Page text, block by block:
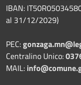
IBAN:
al 31/12/2029)
PEC:
Centralino Unico:
MAIL: